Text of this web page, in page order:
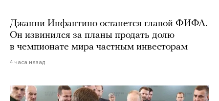
Джанни Инфантино останется главой ФИФА.
Он извинился за планы продать долю
в чемпионате мира частным инвесторам
4 часа назад